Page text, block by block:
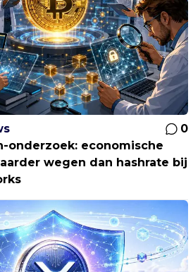
0
onderzoek: economische
wegen dan hashrate bij